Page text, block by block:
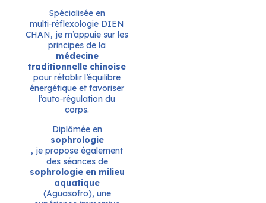
Spécialisée en
multi‑réflexologie DIEN
CHAN, je m’appuie sur les
principes de la
médecine
traditionnelle chinoise
pour rétablir l’équilibre
énergétique et favoriser
l’auto‑régulation du
corps.
Diplômée en
sophrologie
, je propose également
des séances de
sophrologie en milieu
aquatique
(Aguasofro), une